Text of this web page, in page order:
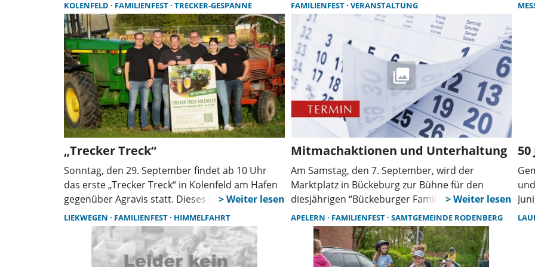
KOLENFELD FAMILIENFEST TRECKER-GESPANNE
„Trecker Treck“
Sonntag, den 29. September findet ab 10 Uhr
das erste „Trecker Treck“ in Kolenfeld am Hafen
gegenüber Agravis statt. Dieses besondere
Ereignis verspricht nicht nur einen spannenden
Wettbewerb, sondern auch ein tolles
Rahmenprogramm für Groß und Klein.
FAMILIENFEST VERANSTALTUNG
Mitmachaktionen und Unterhaltung
Am Samstag, den 7. September, wird der
Marktplatz in Bückeburg zur Bühne für den
diesjährigen “Bückeburger Familientag”. Von 13
bis 18 Uhr bietet die Veranstaltung eine Vielzahl
an Aktivitäten und Informationsständen. Der
Familientag soll die Vielfalt der Angebote für
Familien in Bückeburg und Umgebung
LIEKWEGEN FAMILIENFEST HIMMELFAHRT APELERN FAMILIENFEST SAMTGEMEINDE RODENBERG